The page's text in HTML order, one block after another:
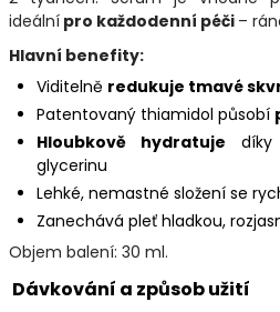
ideální pro každodenní péči –
Hlavní benefity:
Viditelně redukuje tmavé
Patentovaný thiamidol působí
Hloubkově hydratuje
glycerinu
Lehké, nemastné složení se
Zanechává pleť hladkou,
Objem balení: 30 ml.
Dávkování a způsob užití